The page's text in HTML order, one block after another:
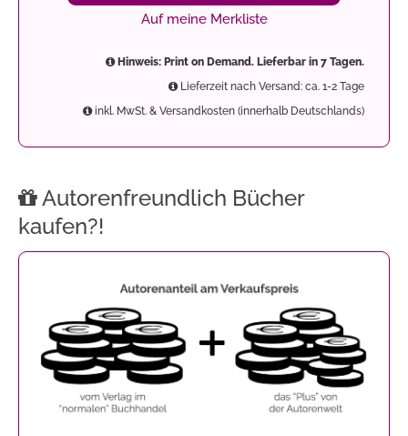
Auf meine Merkliste
Hinweis: Print on Demand. Lieferbar in 7 Tagen.
Lieferzeit nach Versand: ca. 1-2 Tage
inkl. MwSt. & Versandkosten (innerhalb Deutschlands)
Autorenfreundlich Bücher
kaufen?!